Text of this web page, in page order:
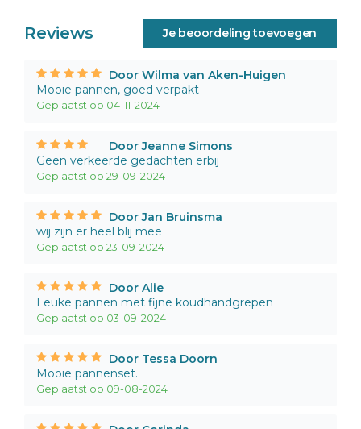
Reviews Je beoordeling toevoegen
Door Wilma van Aken-Huigen
Mooie pannen, goed verpakt
Geplaatst op 04-11-2024
Door Jeanne Simons
Geen verkeerde gedachten erbij
Geplaatst op 29-09-2024
Door Jan Bruinsma
wij zijn er heel blij mee
Geplaatst op 23-09-2024
Door Alie
Leuke pannen met fijne koudhandgrepen
Geplaatst op 03-09-2024
Door Tessa Doorn
Mooie pannenset.
Geplaatst op 09-08-2024